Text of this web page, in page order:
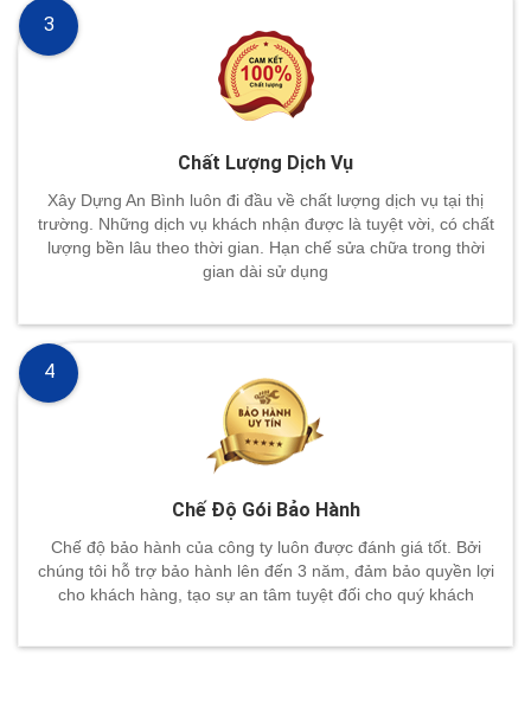
Chất Lượng Dịch Vụ
Xây Dựng An Bình luôn đi đầu về chất lượng dịch vụ tại thị
trường. Những dịch vụ khách nhận được là tuyệt vời, có chất
lượng bền lâu theo thời gian. Hạn chế sửa chữa trong thời
gian dài sử dụng
3
Chế Độ Gói Bảo Hành
Chế độ bảo hành của công ty luôn được đánh giá tốt. Bởi
chúng tôi hỗ trợ bảo hành lên đến 3 năm, đảm bảo quyền lợi
cho khách hàng, tạo sự an tâm tuyệt đối cho quý khách
4